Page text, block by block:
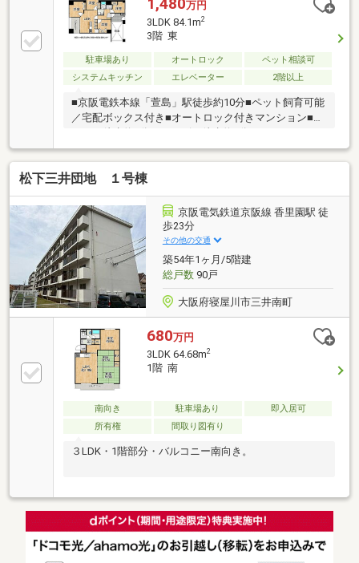
万円
3LDK 84.1m2
3階 東
駐車場あり オートロック
ペット相談可
システムキッチン
エレベーター 2階以上
■京阪電鉄本線「萱島」駅徒歩約10分■ペット飼育可能
／宅配ボックス付き■オートロック付きマンション■ス
松下三井団地 １号棟
京阪電気鉄道京阪線 香里園駅 徒
歩23分
その他の交通
築54年1ヶ月/5階建
総戸数90戸
大阪府寝屋川市三井南町
680万円
3LDK 64.68m2
1階 南
南向き 駐車場あり
即入居可
所有権
間取り図有り
３LDK・1階部分・バルコニー南向き。